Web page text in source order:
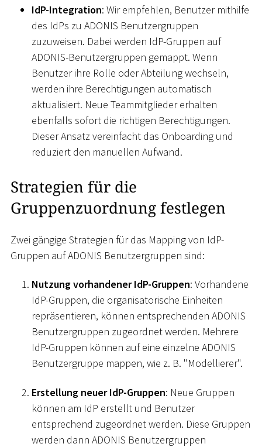
IdP-Integration: Wir empfehlen, Benutzer mithilfe
des IdPs zu ADONIS Benutzergruppen
zuzuweisen. Dabei werden IdP-Gruppen auf
ADONIS-Benutzergruppen gemappt. Wenn
Benutzer ihre Rolle oder Abteilung wechseln,
werden ihre Berechtigungen automatisch
aktualisiert. Neue Teammitglieder erhalten
ebenfalls sofort die richtigen Berechtigungen.
Dieser Ansatz vereinfacht das Onboarding und
reduziert den manuellen Aufwand.
Strategien für die
Gruppenzuordnung festlegen
Zwei gängige Strategien für das Mapping von IdP-
Gruppen auf ADONIS Benutzergruppen sind:
Nutzung vorhandener IdP-Gruppen: Vorhandene
IdP-Gruppen, die organisatorische Einheiten
repräsentieren, können entsprechenden ADONIS
Benutzergruppen zugeordnet werden. Mehrere
IdP-Gruppen können auf eine einzelne ADONIS
Benutzergruppe mappen, wie z. B. "Modellierer".
Erstellung neuer IdP-Gruppen: Neue Gruppen
können am IdP erstellt und Benutzer
entsprechend zugeordnet werden. Diese Gruppen
werden dann ADONIS Benutzergruppen